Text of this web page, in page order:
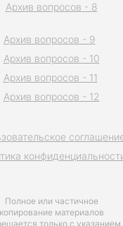
Полное или частичное
копирование материалов
только с указанием
Архив вопросов - 8
Архив вопросов - 9
Архив вопросов - 10
Архив вопросов - 11
Архив вопросов - 12